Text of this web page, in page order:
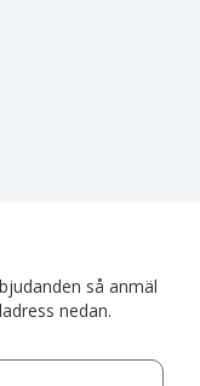
så anmäl
nedan.